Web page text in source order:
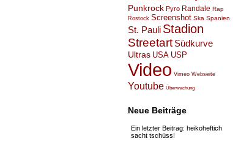
Punkrock Pyro Randale Rap
Rostock Screenshot Ska Spanien
St. Pauli Stadion
Streetart Südkurve
Ultras USA USP
Video Vimeo Webseite
Youtube Überwachung
Neue Beiträge
Ein letzter Beitrag: heikoheftich
sacht tschüss!